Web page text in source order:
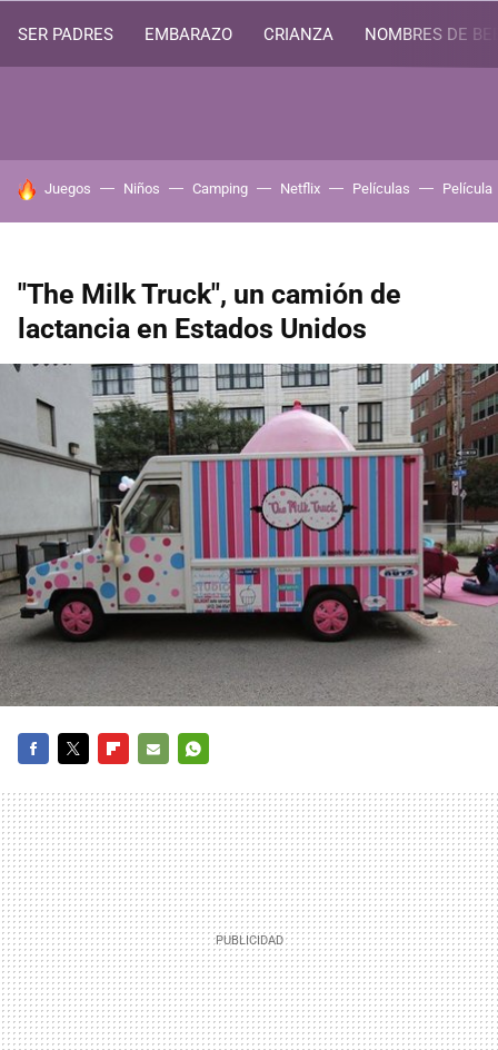
SER PADRES EMBARAZO CRIANZA NOMBRES DE
HOY SE HABLA DE
Juegos Niños Camping Netflix Películas Película
"The Milk Truck", un camión de
lactancia en Estados Unidos
MAIL